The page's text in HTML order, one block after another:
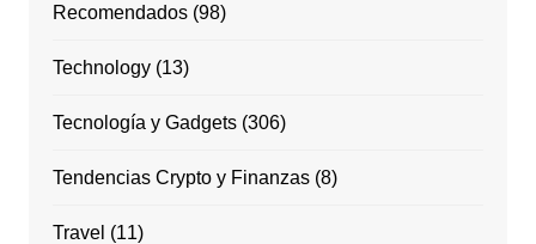
Recomendados(98)
Technology(13)
Tecnología y Gadgets(306)
Tendencias Crypto y Finanzas(8)
Travel (11)